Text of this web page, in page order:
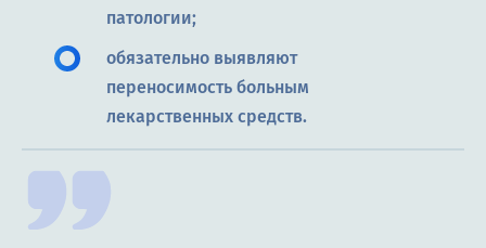
патологии;
обязательно выявляют
переносимость больным
лекарственных средств.